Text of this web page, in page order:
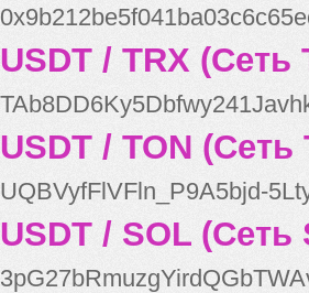
USDT / TRX (Сеть
USDT / TON (Сеть
UQBVyfFlVFln_P9A5bjd-
USDT / SOL (Сеть